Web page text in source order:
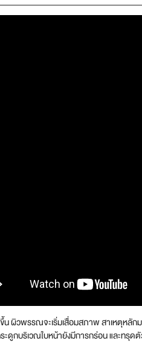
น ผิวพรรณจะเริ่มเสื่อมสภาพ สาเหตุหลั
ดูกบริเวณใบหน้ายังมีการกร่อน และทรุดตั